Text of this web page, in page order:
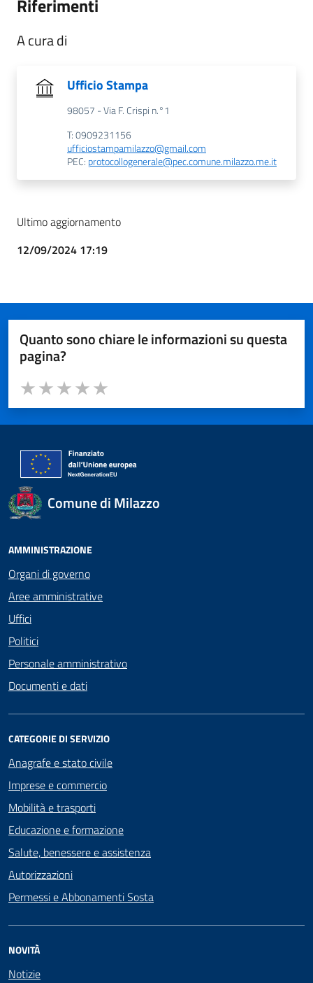
Riferimenti
A cura di
Ufficio Stampa
98057 - Via F. Crispi n.°1
T: 0909231156
ufficiostampamilazzo@gmail.com
PEC: protocollogenerale@pec.comune.milazzo.me.it
Ultimo aggiornamento
12/09/2024 17:19
Quanto sono chiare le informazioni su questa
pagina?
Valuta da 1 a 5 stelle la pagina
Valuta 5 stelle su 5
Valuta 4 stelle su 5
Valuta 3 stelle su 5
Valuta 2 stelle su 5
Valuta 1 stelle su 5
Comune di Milazzo
AMMINISTRAZIONE
Organi di governo
Aree amministrative
Uffici
Politici
Personale amministrativo
Documenti e dati
CATEGORIE DI SERVIZIO
Anagrafe e stato civile
Imprese e commercio
Mobilità e trasporti
Educazione e formazione
Salute, benessere e assistenza
Autorizzazioni
Permessi e Abbonamenti Sosta
NOVITÀ
Notizie